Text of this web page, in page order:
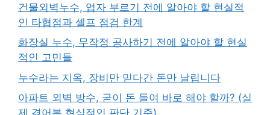
건물외벽누수, 업자 부르기 전에 알아야 할 현실적
인 타협점과 셀프 점검 한계
화장실 누수, 무작정 공사하기 전에 알아야 할 현실
적인 고민들
누수라는 지옥, 장비만 믿다간 돈만 날립니다
아파트 외벽 방수, 굳이 돈 들여 바로 해야 할까? (실
제 겪어본 현실적인 판단 기준)